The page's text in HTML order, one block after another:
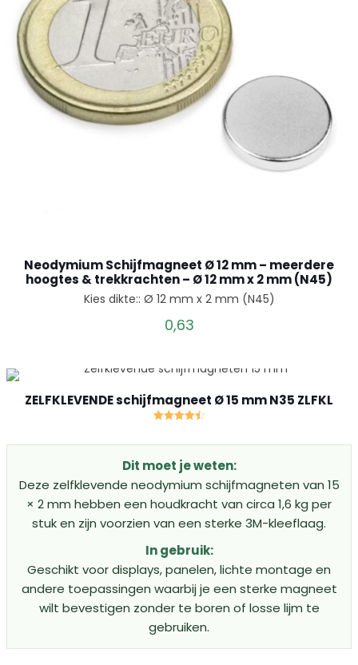
Neodymium Schijfmagneet Ø 12 mm – meerdere
hoogtes & trekkrachten – Ø 12 mm x 2 mm (N45)
Kies dikte:: Ø 12 mm x 2 mm (N45)
0,63
ZELFKLEVENDE schijfmagneet Ø 15 mm N35 ZLFKL
uit 5
Dit moet je weten:
Deze zelfklevende neodymium schijfmagneten van 15
× 2 mm hebben een houdkracht van circa 1,6 kg per
stuk en zijn voorzien van een sterke 3M-kleeflaag.
In gebruik:
Geschikt voor displays, panelen, lichte montage en
andere toepassingen waarbij je een sterke magneet
wilt bevestigen zonder te boren of losse lijm te
gebruiken.